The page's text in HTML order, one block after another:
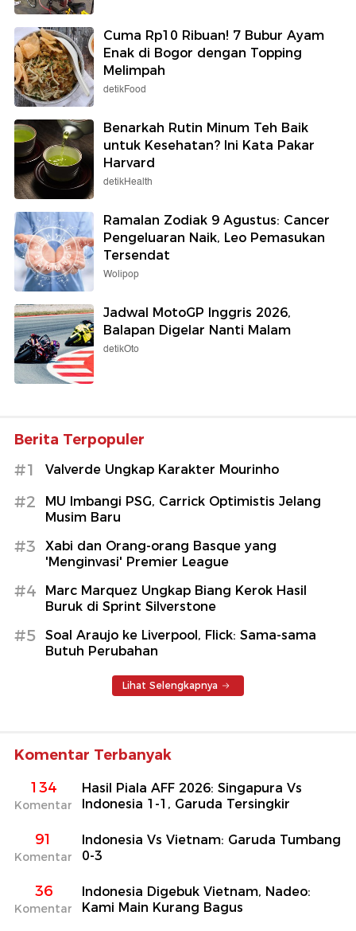
Cuma Rp10 Ribuan! 7 Bubur Ayam
Enak di Bogor dengan Topping
Melimpah
detikFood
Benarkah Rutin Minum Teh Baik
untuk Kesehatan? Ini Kata Pakar
Harvard
detikHealth
Ramalan Zodiak 9 Agustus: Cancer
Pengeluaran Naik, Leo Pemasukan
Tersendat
Wolipop
Jadwal MotoGP Inggris 2026,
Balapan Digelar Nanti Malam
detikOto
Berita Terpopuler
#1 Valverde Ungkap Karakter Mourinho
#2
MU Imbangi PSG, Carrick Optimistis Jelang
Musim Baru
#3
Xabi dan Orang-orang Basque yang
'Menginvasi' Premier League
#4
Marc Marquez Ungkap Biang Kerok Hasil
Buruk di Sprint Silverstone
#5
Soal Araujo ke Liverpool, Flick: Sama-sama
Butuh Perubahan
Lihat Selengkapnya
Komentar Terbanyak
134
Komentar
Hasil Piala AFF 2026: Singapura Vs
Indonesia 1-1, Garuda Tersingkir
91
Komentar
Indonesia Vs Vietnam: Garuda Tumbang
0-3
36
Komentar
Indonesia Digebuk Vietnam, Nadeo:
Kami Main Kurang Bagus